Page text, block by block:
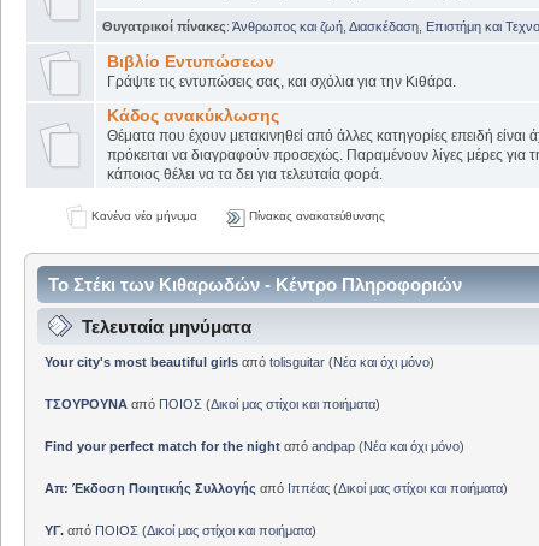
Θυγατρικοί πίνακες: Άνθρωπος και ζωή Διασκέδαση Επιστήμη και
Βιβλίο Εντυπώσεων
Γράψτε τις εντυπώσεις σας, και σχόλια για την Κιθάρα.
Κάδος ανακύκλωσης
Θέματα που έχουν μετακινηθεί από άλλες κατηγορίες επειδή είναι
πρόκειται να διαγραφούν προσεχώς. Παραμένουν λίγες μέρες για
κάποιος θέλει να τα δει για τελευταία φορά.
Κανένα νέο μήνυμα Πίνακας ανακατεύθυνσης
Το Στέκι των Κιθαρωδών - Κέντρο Πληροφοριών
Τελευταία μηνύματα
Your city's most beautiful girlsαπό tolisguitar(Νέα και όχι μόνο)
ΤΣΟΥΡΟΥΝΑαπό ΠΟΙΟΣ (Δικοί μας στίχοι και ποιήματα)
Find your perfect match for the nightαπό andpap(Νέα και όχι μόνο)
Απ: Έκδοση Ποιητικής Συλλογής από Ιππέας(Δικοί μας στίχοι και ποιήματα)
ΥΓ.από ΠΟΙΟΣ (Δικοί μας στίχοι και ποιήματα)